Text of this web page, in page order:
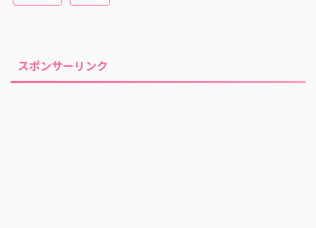
スポンサーリンク